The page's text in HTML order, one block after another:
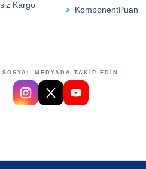
Kargo
KomponentPuan
MEDYADA TAKİP EDİN